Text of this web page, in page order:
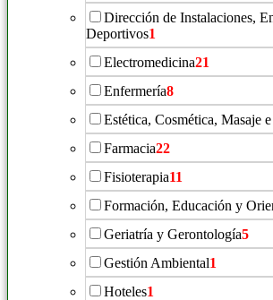
Dirección de Instalaciones,
Deportivos1
Electromedicina21
Enfermería8
Estética, Cosmética, Masaje
Farmacia22
Fisioterapia11
Formación, Educación y
Geriatría y Gerontología5
Gestión Ambiental1
Hoteles1